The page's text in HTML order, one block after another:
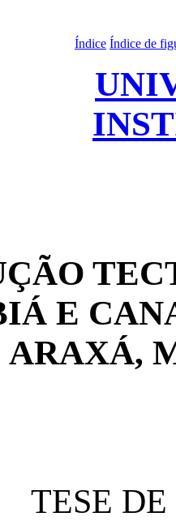
Índice Índice de
E
ARAXÁ,
TESE